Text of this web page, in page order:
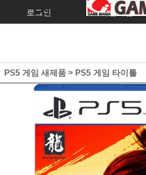
로그인 회원가입
PS5 게임 새제품 > PS5 게임 타이틀